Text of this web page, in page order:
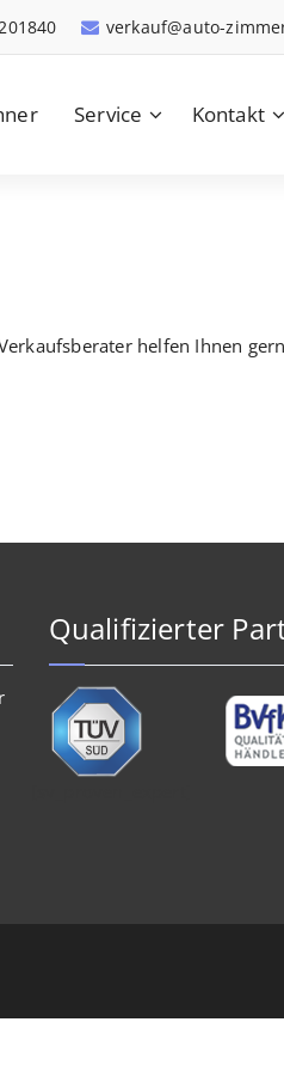
verkauf@auto-
Service Kontakt
helfen Ihnen
Qualifizierter